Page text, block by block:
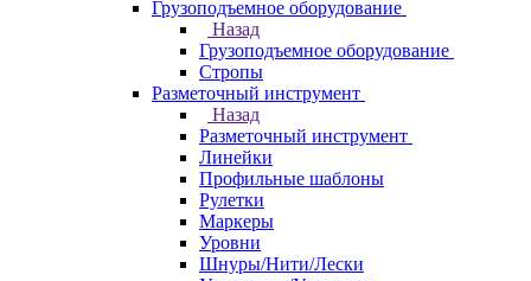
Грузоподъемное оборудование
Назад
Грузоподъемное оборудование
Стропы
Разметочный инструмент
Назад
Разметочный инструмент
Линейки
Профильные шаблоны
Рулетки
Маркеры
Уровни
Шнуры/Нити/Лески